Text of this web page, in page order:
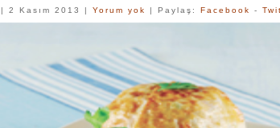
| 2 Kasım 2013 | Yorum yok | Paylaş: Facebook -